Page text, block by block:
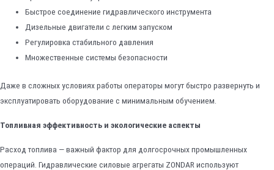
Быстрое соединение гидравлического инструмента
Дизельные двигатели с легким запуском
Регулировка стабильного давления
Множественные системы безопасности
Даже в сложных условиях работы операторы могут быстро развернуть и
эксплуатировать оборудование с минимальным обучением.
Топливная эффективность и экологические аспекты
Расход топлива — важный фактор для долгосрочных промышленных
операций. Гидравлические силовые агрегаты ZONDAR используют